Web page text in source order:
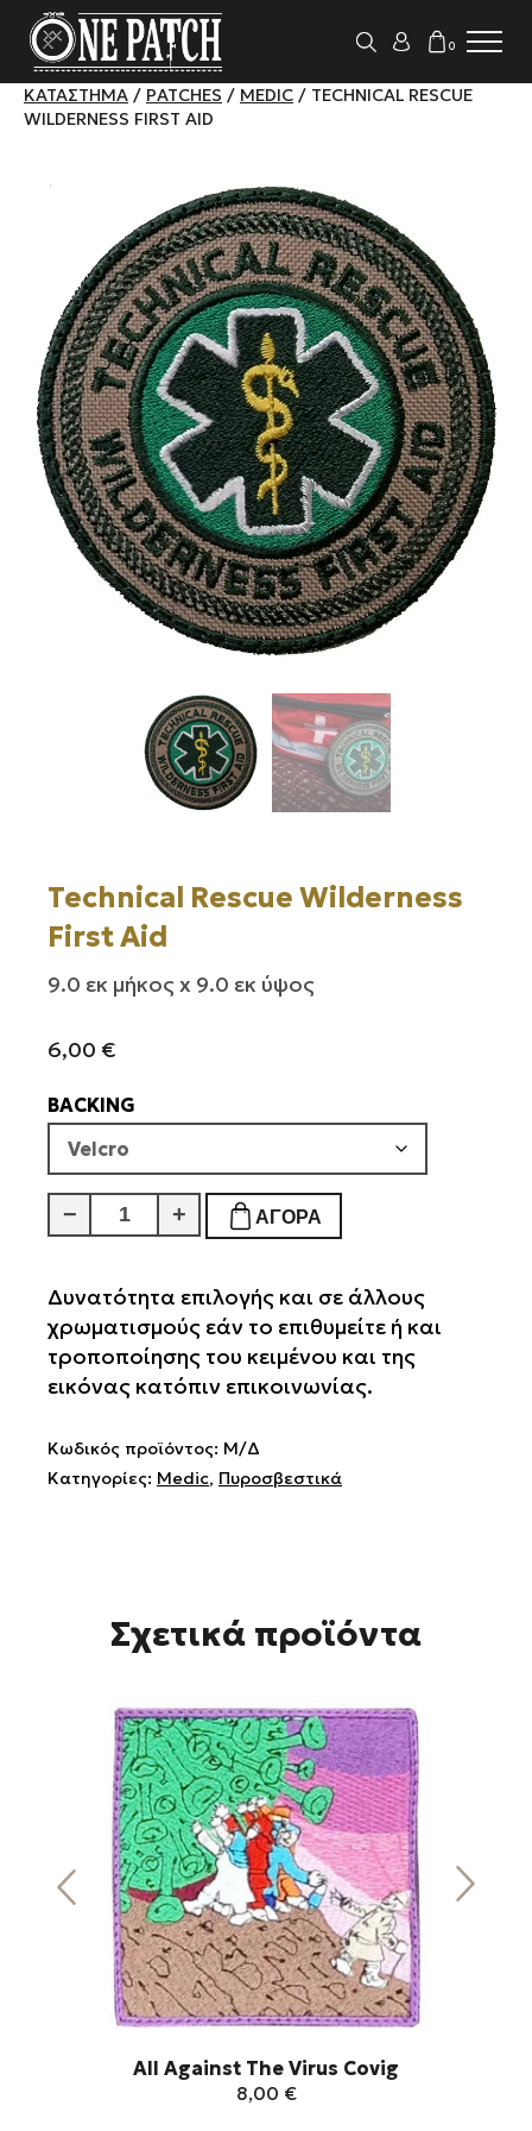
0
ΚΑΤΆΣΤΗΜΑ / PATCHES / MEDIC / TECHNICAL RESCUE
WILDERNESS FIRST AID
Technical Rescue Wilderness
First Aid
9.0 εκ μήκος x 9.0 εκ ύψος
6,00 €
BACKING
−
Technical
Rescue
First
Aid
ποσότητα
+ ΑΓΟΡΆ
Δυνατότητα επιλογής και σε άλλους
χρωματισμούς εάν το επιθυμείτε ή και
τροποποίησης του κειμένου και της
εικόνας κατόπιν επικοινωνίας.
Κωδικός προϊόντος: Μ/Δ
Κατηγορίες: Medic, Πυροσβεστικά
Σχετικά προϊόντα
All Against The Virus Covig
8,00 €